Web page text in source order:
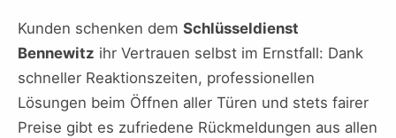
Kunden schenken dem Schlüsseldienst
Bennewitz ihr Vertrauen selbst im Ernstfall: Dank
schneller Reaktionszeiten, professionellen
Lösungen beim Öffnen aller Türen und stets fairer
Preise gibt es zufriedene Rückmeldungen aus allen